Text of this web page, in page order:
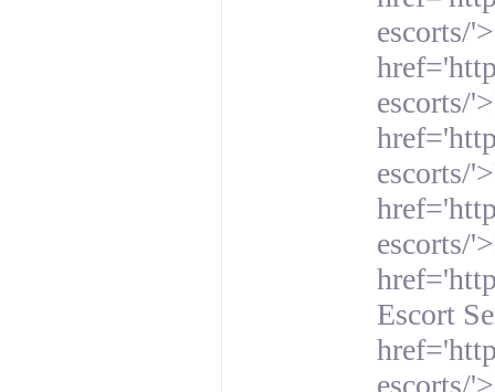
escorts/
escorts/
escorts/
escorts/
Escort
escorts/